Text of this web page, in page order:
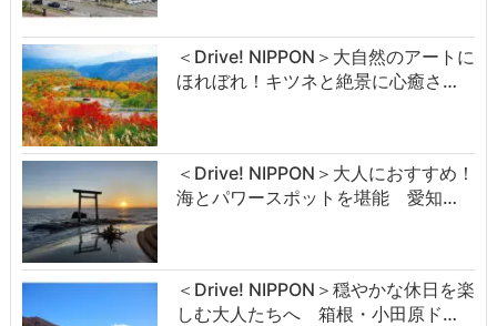
＜Drive! NIPPON＞大自然のアートに
ほれぼれ！キツネと絶景に心癒さ…
＜Drive! NIPPON＞大人におすすめ！
海とパワースポットを堪能 愛知…
＜Drive! NIPPON＞穏やかな休日を楽
しむ大人たちへ 箱根・小田原ド…